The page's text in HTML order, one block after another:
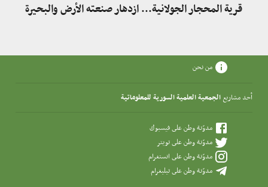
قرية المحجار الجولانية... ازدهار صنعته الأرض والبحيرة
من نحن
أحد مشاريع الجمعية العلمية السورية للمعلوماتية
مدوّنة وطن على فيسبوك
مدوّنة وطن على تويتر
مدوّنة وطن على انستغرام
مدوّنة وطن على تيليغرام